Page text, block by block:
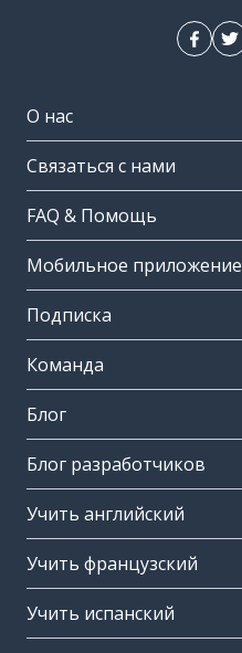
О нас
Связаться с нами
FAQ & Помощь
Мобильное приложение
Подписка
Команда
Блог
Блог разработчиков
Учить английский
Учить французский
Учить испанский